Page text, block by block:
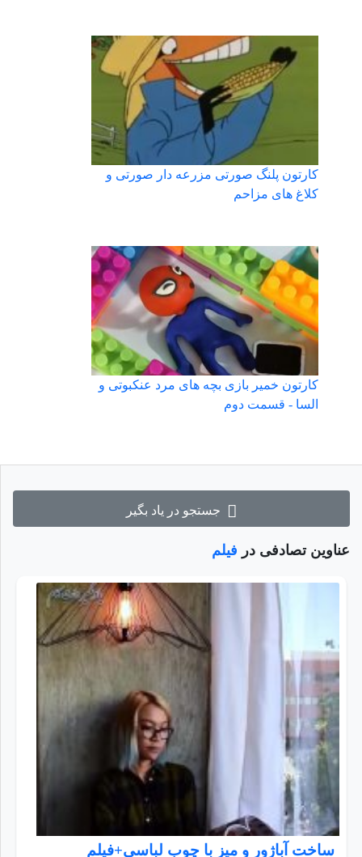
جستجو در یاد بگیر
عناوین تصادفی در فیلم
ساخت آباژور و میز با چوب لباسی+فیلم
کارتون پلنگ صورتی مزرعه دار صورتی و
کلاغ های مزاحم
کارتون خمیر بازی بچه های مرد عنکبوتی و
السا - قسمت دوم